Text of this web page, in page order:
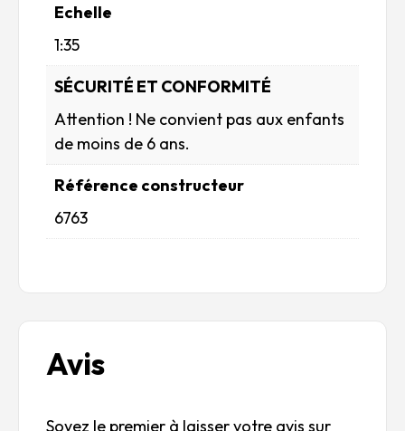
Echelle
1:35
SÉCURITÉ ET CONFORMITÉ
Attention ! Ne convient pas aux enfants
de moins de 6 ans.
Référence constructeur
6763
Avis
Soyez le premier à laisser votre avis sur